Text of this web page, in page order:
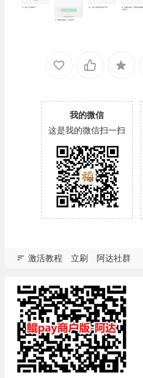
我的微信
这是我的微信扫一扫
激活教程 立刷 阿达社群